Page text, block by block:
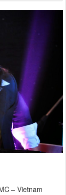
– Vietnam